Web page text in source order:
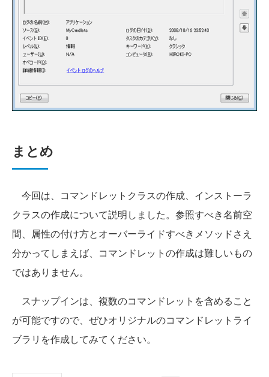
まとめ
今回は、コマンドレットクラスの作成、インストーラ
クラスの作成について説明しました。参照すべき名前空
間、属性の付け方とオーバーライドすべきメソッドさえ
分かってしまえば、コマンドレットの作成は難しいもの
ではありません。
スナップインは、複数のコマンドレットを含めること
が可能ですので、ぜひオリジナルのコマンドレットライ
ブラリを作成してみてください。